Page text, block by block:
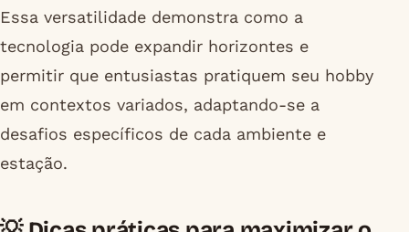
Essa versatilidade demonstra como a
tecnologia pode expandir horizontes e
permitir que entusiastas pratiquem seu hobby
em contextos variados, adaptando-se a
desafios específicos de cada ambiente e
estação.